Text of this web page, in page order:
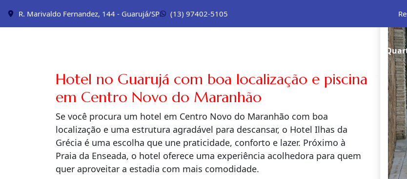
R. Marivaldo Fernandez, 144 - Guarujá/SP (13) 97402-5105
Hotel no Guarujá com boa localização e piscina
em Centro Novo do Maranhão
Se você procura um hotel em Centro Novo do Maranhão com boa
localização e uma estrutura agradável para descansar, o Hotel Ilhas da
Grécia é uma escolha que une praticidade, conforto e lazer. Próximo à
Praia da Enseada, o hotel oferece uma experiência acolhedora para quem
quer aproveitar a estadia com mais comodidade.